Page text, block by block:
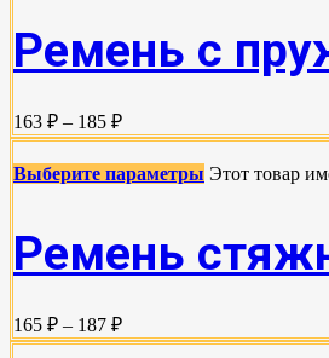
Ремень с
163 ₽ – 185 ₽
Выберите параметры Этот товар
Ремень
165 ₽ – 187 ₽